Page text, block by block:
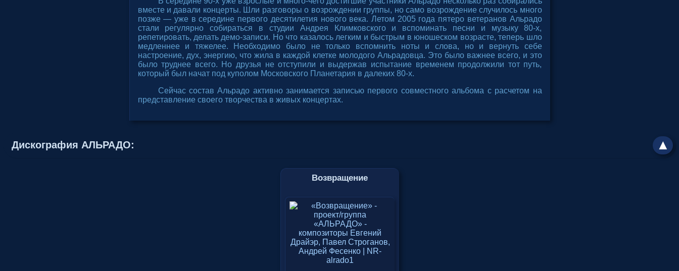
вместе и давали концерты. Шли разговоры о возрождении группы, но само возрождение случилось много
позже — уже в середине первого десятилетия нового века. Летом 2005 года пятеро ветеранов Альрадо
стали регулярно собираться в студии Андрея Климковского и вспоминать песни и музыку 80-х,
репетировать, делать демо-записи. Но что казалось легким и быстрым в юношеском возрасте, теперь шло
медленнее и тяжелее. Необходимо было не только вспомнить ноты и слова, но и вернуть себе
настроение, дух, энергию, что жила в каждой клетке молодого Альрадовца. Это было важнее всего, и это
было труднее всего. Но друзья не отступили и выдержав испытание временем продолжили тот путь,
который был начат под куполом Московского Планетария в далеких 80-х.
Сейчас состав Альрадо активно занимается записью первого совместного альбома с расчетом на
представление своего творчества в живых концертах.
Дискография АЛЬРАДО: ▲
Возвращение